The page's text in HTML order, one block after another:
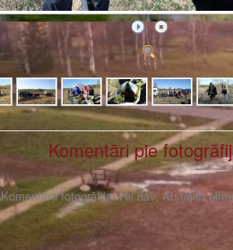
Komentāri pie
Komentāra fotogrāfijai vēl nav. Atstājiet